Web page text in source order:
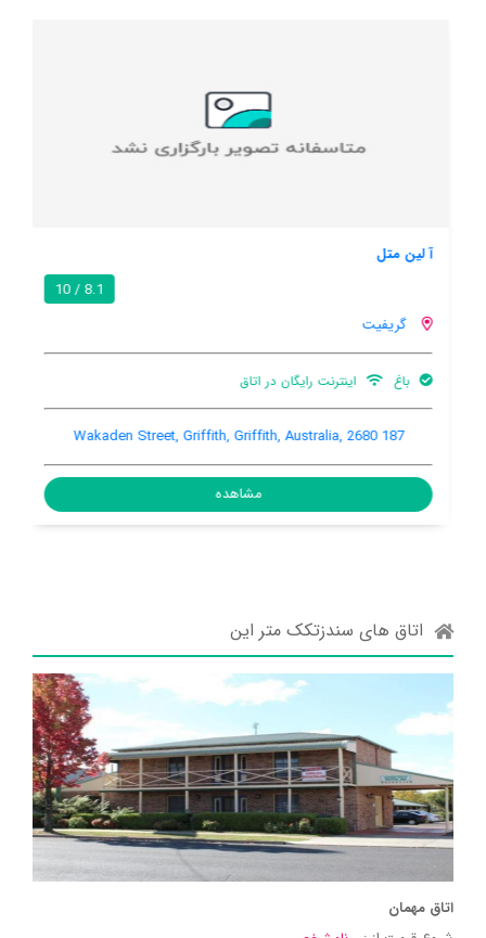
آ لین متل
8.1 / 10
گریفیت
باغ اینترنت رایگان در اتاق
187 Wakaden Street, Griffith, Griffith, Australia, 2680
مشاهده
اتاق های سندزتکک متر این
اتاق مهمان